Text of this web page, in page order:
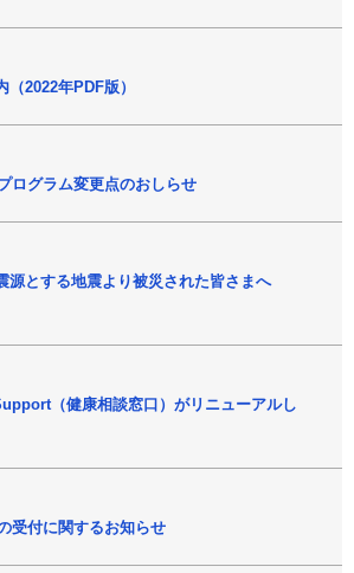
2022年PDF版）
ログラム変更点のおしらせ
源とする地震より被災された皆さまへ
（健康相談窓口）がリニューアルし
受付に関するお知らせ